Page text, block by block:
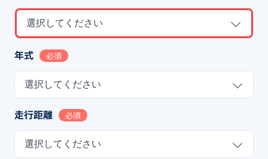
選択してください
年式 必須
選択してください
走行距離 必須
選択してください